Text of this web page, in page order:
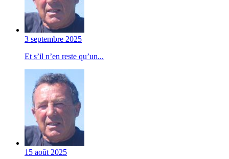
3 septembre 2025
Et s’il n’en reste qu’un...
15 août 2025